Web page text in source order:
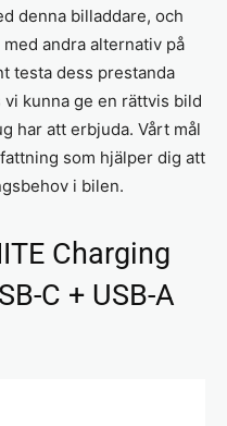
denna billaddare, och
andra alternativ på
testa dess prestanda
kunna ge en rättvis bild
har att erbjuda. Vårt mål
som hjälper dig att
i bilen.
Charging
C + USB-A